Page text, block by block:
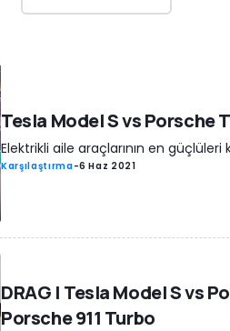
Tesla Model S vs Porsche
Elektrikli aile araçlarının en güçlüleri
Karşılaştırma-6 Haz 2021
DRAG | Tesla Model S vs
Porsche 911 Turbo